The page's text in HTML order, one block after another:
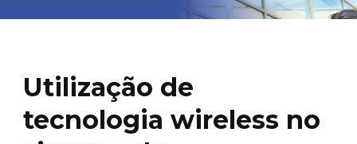
Utilização de
tecnologia wireless no